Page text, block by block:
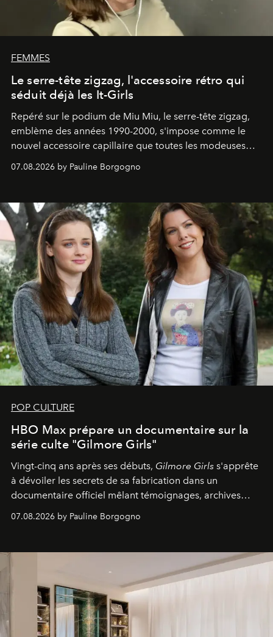
FEMMES
Le serre-tête zigzag, l'accessoire rétro qui
séduit déjà les It-Girls
Repéré sur le podium de Miu Miu, le serre-tête zigzag,
emblème des années 1990-2000, s'impose comme le
nouvel accessoire capillaire que toutes les modeuses
s'arrachent déjà.
07.08.2026 by Pauline Borgogno
POP CULTURE
HBO Max prépare un documentaire sur la
série culte "Gilmore Girls"
Vingt-cinq ans après ses débuts, Gilmore Girls s'apprête
à dévoiler les secrets de sa fabrication dans un
documentaire officiel mêlant témoignages, archives
inédites et plongée dans les coulisses d'un phénomène
générationnel.
07.08.2026 by Pauline Borgogno